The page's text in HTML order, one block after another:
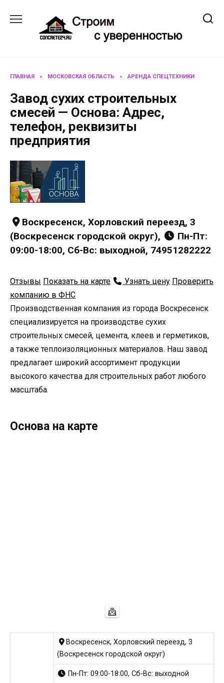
содержанию
ГЛАВНАЯ » МОСКОВСКАЯ ОБЛАСТЬ » АРЕНДА СПЕЦТЕХНИКИ
Завод сухих строительных
смесей — Основа: Адрес,
телефон, реквизиты
предприятия
Воскресенск, Хорловский переезд, 3
(Воскресенск городской округ),
Пн-Пт:
09:00-18:00, Сб-Вс: выходной, 74951282222
Отзывы Показать на карте Узнать цену Проверить
компанию в ФНС
Производственная компания из города Воскресенск
специализируется на производстве сухих
строительных смесей, цемента, клеев и герметиков,
а также теплоизоляционных материалов. Наш завод
предлагает широкий ассортимент продукции
высокого качества для строительных работ любого
масштаба.
Основа на карте
Воскресенск, Хорловский переезд, 3
(Воскресенск городской округ)
Пн-Пт: 09:00-18:00, Сб-Вс: выходной